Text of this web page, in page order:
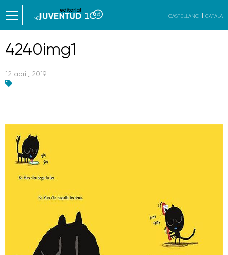
CASTELLANO CATALÀ
4240img1
12 abril, 2019